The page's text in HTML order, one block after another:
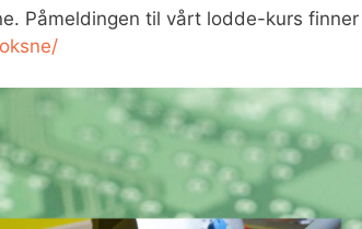
Påmeldingen til vårt lodde-kurs finner